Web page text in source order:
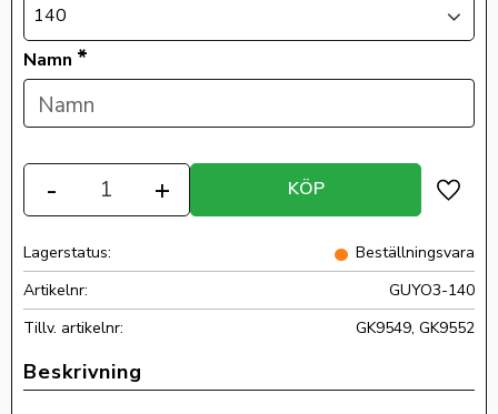
140
+
- KÖP
Lägg
Namn *
Lagerstatus
Beställningsvara
Artikelnr
GUYO3-140
Tillv. artikelnr
GK9549, GK9552